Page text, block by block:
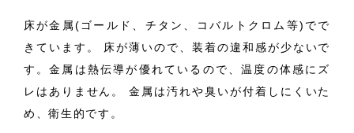
床が金属(ゴールド、チタン、コバルトクロム等)でで
きています。 床が薄いので、装着の違和感が少ないで
す。金属は熱伝導が優れているので、温度の体感にズ
レはありません。 金属は汚れや臭いが付着しにくいた
め、衛生的です。